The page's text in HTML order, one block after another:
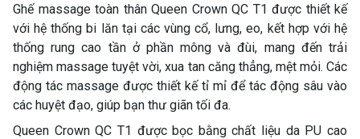
Ghế massage toàn thân Queen Crown QC T1 được thiết kế
với hệ thống bi lăn tại các vùng cổ, lưng, eo, kết hợp với hệ
thống rung cao tần ở phần mông và đùi, mang đến trải
nghiệm massage tuyệt vời, xua tan căng thẳng, mệt mỏi. Các
động tác massage được thiết kế tỉ mỉ để tác động sâu vào
các huyệt đạo, giúp bạn thư giãn tối đa.
Queen Crown QC T1 được bọc bằng chất liệu da PU cao